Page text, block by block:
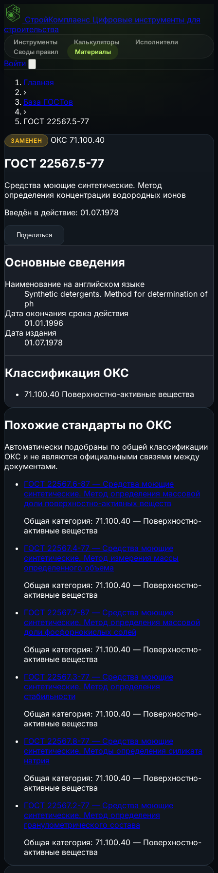
СтройКомплаенс Цифровые инструменты для
строительства
Инструменты Калькуляторы
Исполнители
Своды правил
Материалы
Войти
Главная
›
База ГОСТов
›
ГОСТ 22567.5-77
ЗАМЕНЕН ОКС 71.100.40
ГОСТ 22567.5-77
Средства моющие синтетические. Метод
определения концентрации водородных ионов
Введён в действие: 01.07.1978
Поделиться
Основные сведения
Наименование на английском языке
Synthetic detergents. Method for determination of
ph
Дата окончания срока действия
01.01.1996
Дата издания
01.07.1978
Классификация ОКС
71.100.40 Поверхностно-активные вещества
Похожие стандарты по ОКС
Автоматически подобраны по общей классификации
ОКС и не являются официальными связями между
документами.
ГОСТ 22567.6-87 — Средства моющие
синтетические. Метод определения массовой
доли поверхностно-активных веществ
Общая категория: 71.100.40 — Поверхностно-
активные вещества
ГОСТ 22567.4-77 — Средства моющие
синтетические. Метод измерения массы
определенного объема
Общая категория: 71.100.40 — Поверхностно-
активные вещества
ГОСТ 22567.7-87 — Средства моющие
синтетические. Метод определения массовой
доли фосфорнокислых солей
Общая категория: 71.100.40 — Поверхностно-
активные вещества
ГОСТ 22567.3-77 — Средства моющие
синтетические. Метод определения
стабильности
Общая категория: 71.100.40 — Поверхностно-
активные вещества
ГОСТ 22567.8-77 — Средства моющие
синтетические. Методы определения силиката
натрия
Общая категория: 71.100.40 — Поверхностно-
активные вещества
ГОСТ 22567.2-77 — Средства моющие
синтетические. Метод определения
гранулометрического состава
Общая категория: 71.100.40 — Поверхностно-
активные вещества